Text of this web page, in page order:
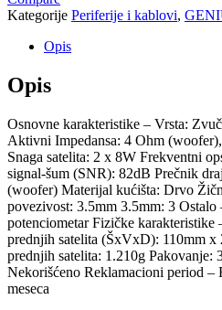
Kategorije Periferije i kablovi,
Opis
Opis
Osnovne karakteristike – Vrsta:
Aktivni Impedansa: 4 Ohm
Snaga satelita: 2 x 8W Frekventni
signal-šum (SNR): 82dB Prečnik
(woofer) Materijal kućišta: Drvo
povezivost: 3.5mm 3.5mm: 3
potenciometar Fizičke
prednjih satelita (ŠxVxD): 110mm x
prednjih satelita: 1.210g Pakovanje:
Nekorišćeno Reklamacioni period –
meseca